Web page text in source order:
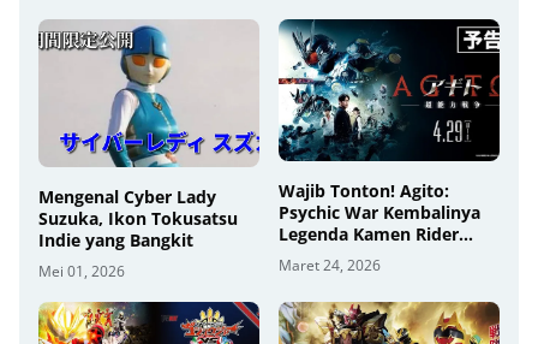
Mengenal Cyber Lady
Suzuka, Ikon Tokusatsu
Indie yang Bangkit
Mei 01, 2026
Wajib Tonton! Agito:
Psychic War Kembalinya
Legenda Kamen Rider
2026
Maret 24, 2026